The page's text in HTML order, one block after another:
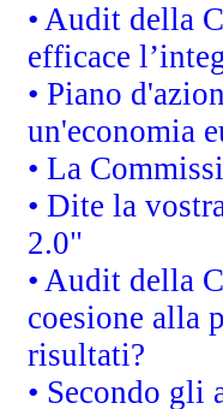
• Audit della
efficace
• Piano
un'economia
• La
• Dite la
2.0"
• Audit della
coesione alla
risultati?
• Secondo gli